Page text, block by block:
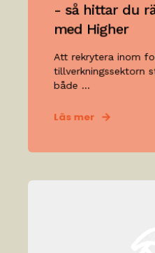
- så hittar du
med Higher
Att rekrytera inom
tillverkningssektorn
både ...
Läs mer